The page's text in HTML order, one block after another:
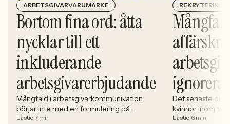
ARBETSGIVARVARUMÄRKE
Bortom fina ord: åtta
nycklar till ett
inkluderande
arbetsgivarerbjudande
Mångfald i arbetsgivarkommunikation
börjar inte med en formulering på
karriärsidan. Den börjar i hur rekryteringen
Lästid 7 min
REKRYTERING
ignorera
Det senaste
kvinnor inom
stadigt på 30%.
Lästid 6 min